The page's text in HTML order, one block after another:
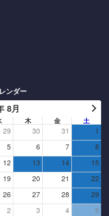
ンダー
8月
木 金 土
29 30 31
1
5 6 7
8
12 13 14
15
19 20 21
22
26 27 28
29
2 3 4 5